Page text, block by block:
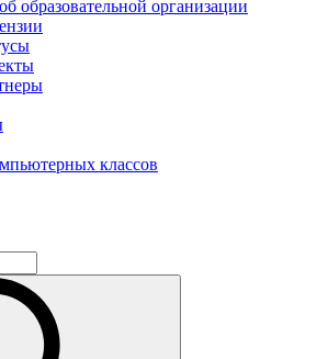
образовательной организации
классов